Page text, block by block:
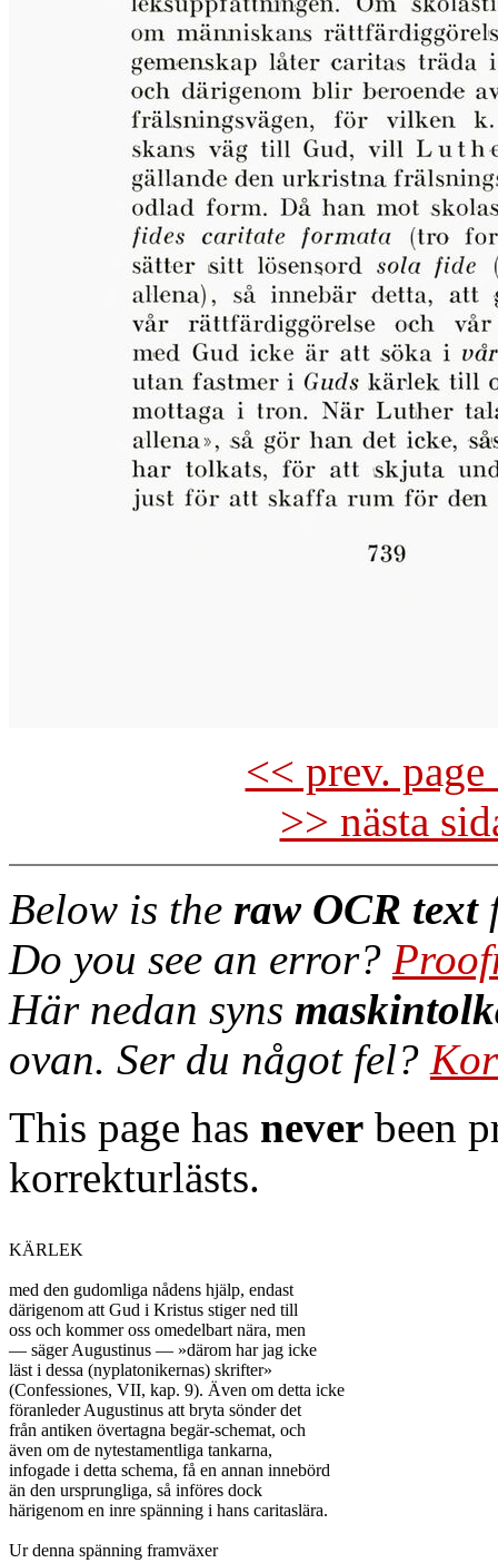
<< prev.
>> nästa
Below is the raw OCR text
Do you see an error?
Här nedan syns
ovan. Ser du något fel?
This page has never been
korrekturlästs.
KÄRLEK
med den gudomliga nådens hjälp, endast
därigenom att Gud i Kristus stiger ned till
oss och kommer oss omedelbart nära, men
— säger Augustinus — »därom har jag icke
läst i dessa (nyplatonikernas) skrifter»
(Confessiones, VII, kap. 9). Även om detta icke
föranleder Augustinus att bryta sönder det
från antiken övertagna begär-schemat, och
även om de nytestamentliga tankarna,
infogade i detta schema, få en annan innebörd
än den ursprungliga, så införes dock
härigenom en inre spänning i hans caritaslära.
Ur denna spänning framväxer